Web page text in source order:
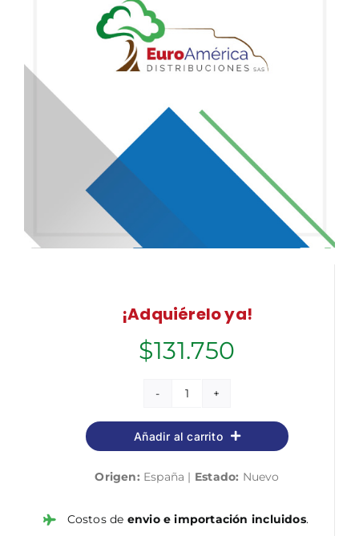
¡Adquiérelo ya!
$131.750
Escala
Auxiliar
Administrativa
la
de
Añadir al carrito
Origen: España | Estado: Nuevo
Costos de envio e importación incluidos.